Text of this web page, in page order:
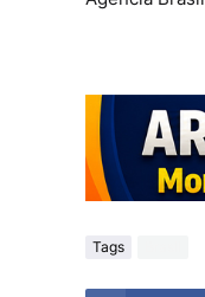
Tags